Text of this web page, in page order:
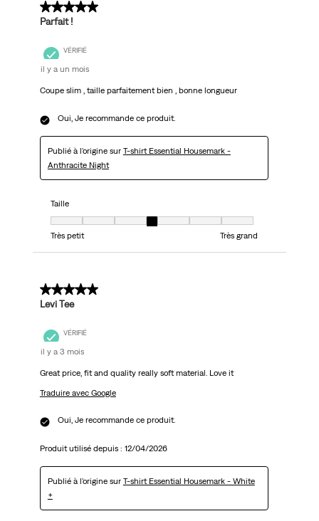
5 sur 5 étoiles.
Parfait !
VÉRIFIÉ
il y a un mois
Coupe slim , taille parfaitement bien , bonne longueur
Oui, Je recommande ce produit.
Publié à l'origine sur T-shirt Essential Housemark -
Anthracite Night
Taille
Taille, 4 sur 7, où 1 est égal à Très petit et 7 est égal à Très grand
Très petit
Très grand
5 sur 5 étoiles.
Levi Tee
VÉRIFIÉ
il y a 3 mois
Great price, fit and quality really soft material. Love it
Traduire avec Google
Oui, Je recommande ce produit.
Produit utilisé depuis : 12/04/2026
Publié à l'origine sur T-shirt Essential Housemark - White
+